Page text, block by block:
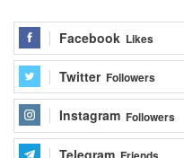
Facebook Likes
Twitter Followers
Instagram Followers
Telegram